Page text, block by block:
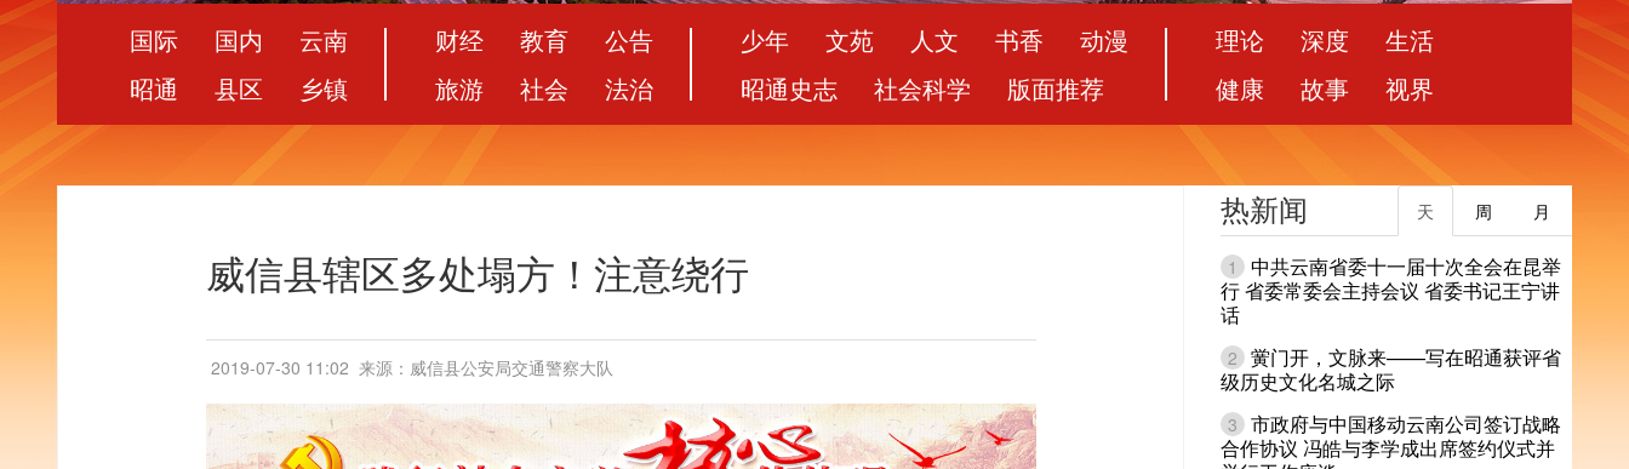
国际 国内
云南
昭通
县区 乡镇
财经 教育
公告
旅游
社会 法治
少年 文苑 人文 书香
动漫
昭通史志
社会科学 版面推荐
理论 深度
生活
健康
故事 视界
威信县辖区多处塌方！注意绕行
2019-07-30 11:02 来源：威信县公安局交通警察大队
热新闻 月
周
天
1
中共云南省委十一届十次全会在昆举
行 省委常委会主持会议 省委书记王宁讲
话
2 黉门开，文脉来——写在昭通获评省
级历史文化名城之际
3 市政府与中国移动云南公司签订战略
合作协议 冯皓与李学成出席签约仪式并